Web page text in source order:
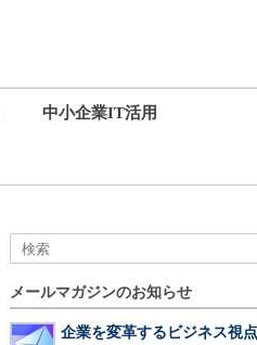
中小企業IT活用
メールマガジンのお知らせ
企業を変革するビジネス視